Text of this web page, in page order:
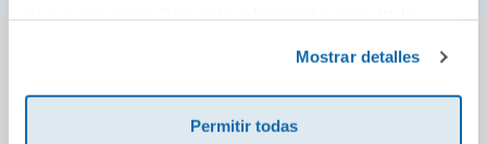
Mostrar detalles
Permitir todas
También podría gustarte...